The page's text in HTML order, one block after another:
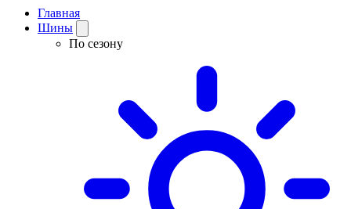
Главная
Шины
По сезону